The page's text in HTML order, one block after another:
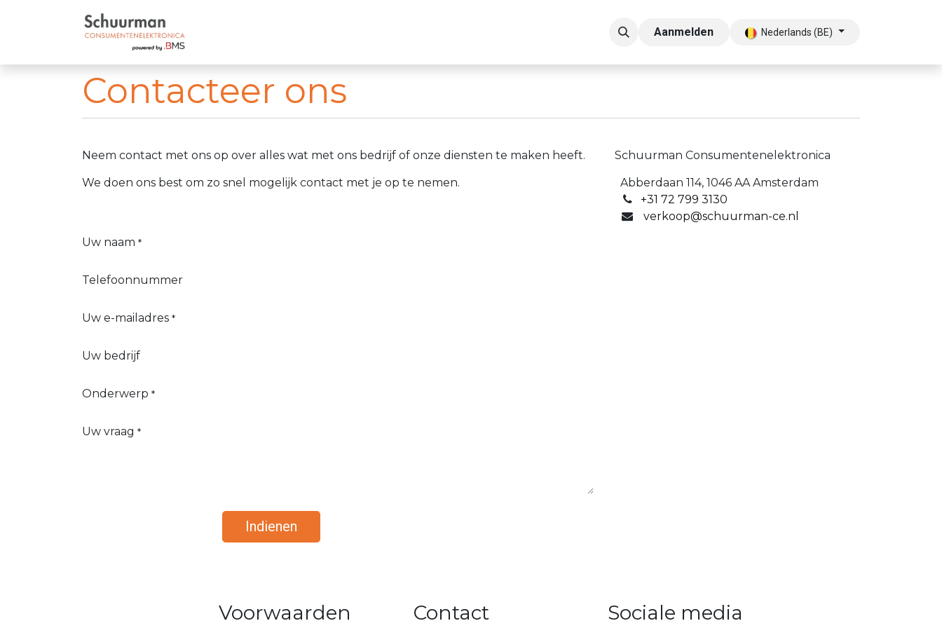
Aanmelden Nederlands (BE)
Contacteer ons
Neem contact met ons op over alles wat met ons bedrijf of onze diensten te maken heeft.
We doen ons best om zo snel mogelijk contact met je op te nemen.
Uw naam *
Telefoonnummer
Uw e-mailadres *
Uw bedrijf
Onderwerp *
Uw vraag *
Indienen
Schuurman Consumentenelektronica
Abberdaan 114, 1046 AA Amsterdam
+31 72 799 3130
verkoop@schuurman-ce.nl
Voorwaarden Contact Sociale media